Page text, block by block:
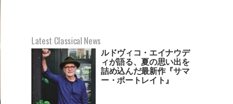
Latest Classical News
ルドヴィコ・エイナウデ
ィが語る、夏の思い出を
詰め込んだ最新作『サマ
ー・ポートレイト』